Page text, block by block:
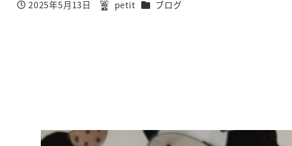
投稿日
2025年5月13日
著
petit カテゴリー
ブログ